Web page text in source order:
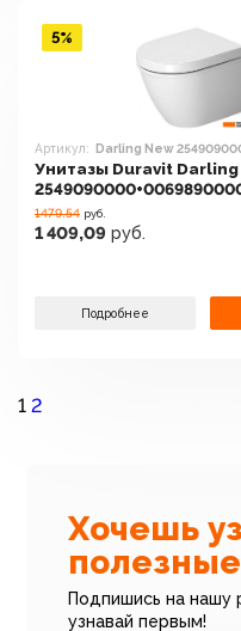
Артикул: Darling New
Унитазы Duravit Darling
1479.54 руб.
1 409,09 руб.
Подробнее
5%
1 2
Хочешь
Подпишись на нашу
узнавай первым!